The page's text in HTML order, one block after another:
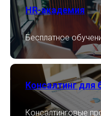
HR-академия
Бесплатное
Консалтинг для
Консалтинговые